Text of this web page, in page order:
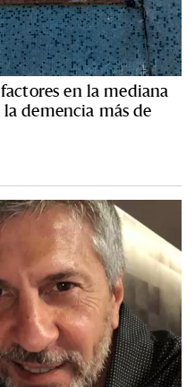
en la mediana
demencia más de